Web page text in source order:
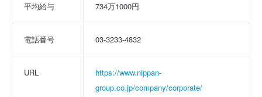
平均給与 734万1000円
電話番号 03-3233-4832
URL
https://www.nippan-
group.co.jp/company/corporate/